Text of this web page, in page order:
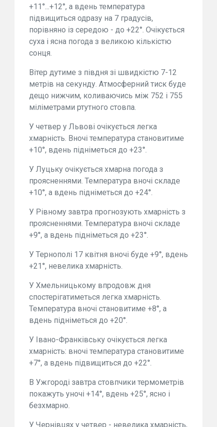
+11°...+12°, а вдень температура
підвищиться одразу на 7 градусів,
порівняно із середою - до +22°. Очікується
суха і ясна погода з великою кількістю
сонця.
Вітер дутиме з півдня зі швидкістю 7-12
метрів на секунду. Атмосферний тиск буде
дещо нижчим, коливаючись між 752 і 755
міліметрами ртутного стовпа.
У четвер у Львові очікується легка
хмарність. Вночі температура становитиме
+10°, вдень підніметься до +23°.
У Луцьку очікується хмарна погода з
проясненнями. Температура вночі складе
+10°, а вдень підніметься до +24°.
У Рівному завтра прогнозують хмарність з
проясненнями. Температура вночі складе
+9°, а вдень підніметься до +23°.
У Тернополі 17 квітня вночі буде +9°, вдень
+21°, невелика хмарність.
У Хмельницькому впродовж дня
спостерігатиметься легка хмарність.
Температура вночі становитиме +8°, а
вдень підніметься до +20°.
У Івано-Франківську очікується легка
хмарність: вночі температура становитиме
+7°, а вдень підвищиться до +22°.
В Ужгороді завтра стовпчики термометрів
покажуть уночі +14°, вдень +25°, ясно і
безхмарно.
У Чернівцях у четвер - невелика хмарність,